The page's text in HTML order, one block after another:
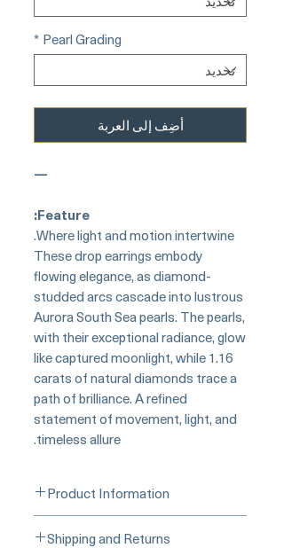
Pearl Grading
*
أضِف إلى العربة
—
Feature:
Where light and motion intertwine.
These drop earrings embody
flowing elegance, as diamond-
studded arcs cascade into lustrous
Aurora South Sea pearls. The pearls,
with their exceptional radiance, glow
like captured moonlight, while 1.16
carats of natural diamonds trace a
path of brilliance. A refined
statement of movement, light, and
timeless allure.
Product Information
Shipping and Returns